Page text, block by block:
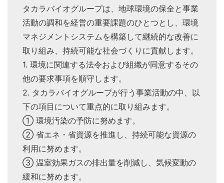
タカラバイオグループは、地球環境の保全と事業
活動の調和を経営の重要課題のひとつとし、環境
マネジメントシステムを構築して継続的な改善に
取り組み、持続可能な社会づくりに貢献します。
1. 環境に関連する法令および組織が同意するその
他の要求事項を順守します。
2. タカラバイオグループが行う事業活動の中、以
下の項目について重点的に取り組みます。
① 環境汚染の予防に努めます。
② 省エネ・省資源を推進し、持続可能な資源の
利用に努めます。
③ 温室効果ガスの排出量を削減し、気候変動の
緩和に努めます。